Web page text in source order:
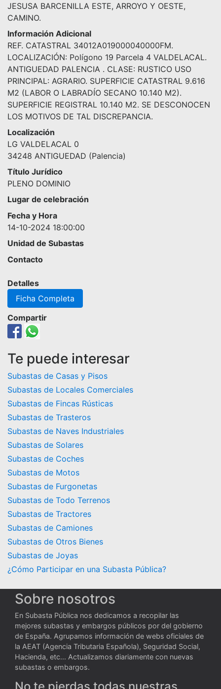
JESUSA BARCENILLA ESTE, ARROYO Y OESTE,
CAMINO.
Información Adicional
REF. CATASTRAL 34012A019000040000FM.
LOCALIZACIÓN: Polígono 19 Parcela 4 VALDELACAL.
ANTIGUEDAD PALENCIA . CLASE: RUSTICO USO
PRINCIPAL: AGRARIO. SUPERFICIE CATASTRAL 9.616
M2 (LABOR O LABRADÍO SECANO 10.140 M2).
SUPERFICIE REGISTRAL 10.140 M2. SE DESCONOCEN
LOS MOTIVOS DE TAL DISCREPANCIA.
Localización
LG VALDELACAL 0
34248 ANTIGUEDAD (Palencia)
Título Jurídico
PLENO DOMINIO
Lugar de celebración
Fecha y Hora
14-10-2024 18:00:00
Unidad de Subastas
Contacto
Detalles
Ficha Completa
Compartir
Te puede interesar
Subastas de Casas y Pisos
Subastas de Locales Comerciales
Subastas de Fincas Rústicas
Subastas de Trasteros
Subastas de Naves Industriales
Subastas de Solares
Subastas de Coches
Subastas de Motos
Subastas de Furgonetas
Subastas de Todo Terrenos
Subastas de Tractores
Subastas de Camiones
Subastas de Otros Bienes
Subastas de Joyas
¿Cómo Participar en una Subasta Pública?
Sobre nosotros
En Subasta Pública nos dedicamos a recopilar las
mejores subastas y embargos públicos por del gobierno
de España. Agrupamos información de webs oficiales de
la AEAT (Agencia Tributaria Española), Seguridad Social,
Hacienda, etc... Actualizamos diariamente con nuevas
subastas o embargos.